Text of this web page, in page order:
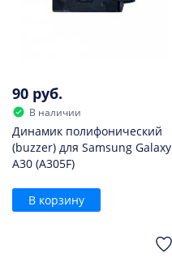
90 руб.
В наличии
Динамик полифонический
(buzzer) для Samsung Galaxy
A30 (A305F)
В корзину